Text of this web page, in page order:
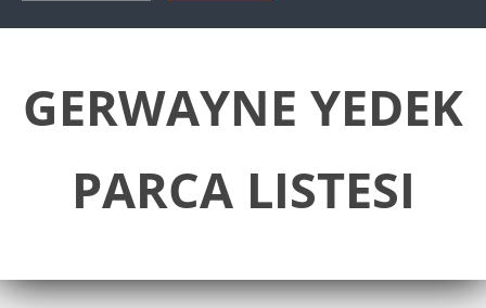
Hakkımızda
Forum
GERWAYNE YEDEK
PARCA LISTESI